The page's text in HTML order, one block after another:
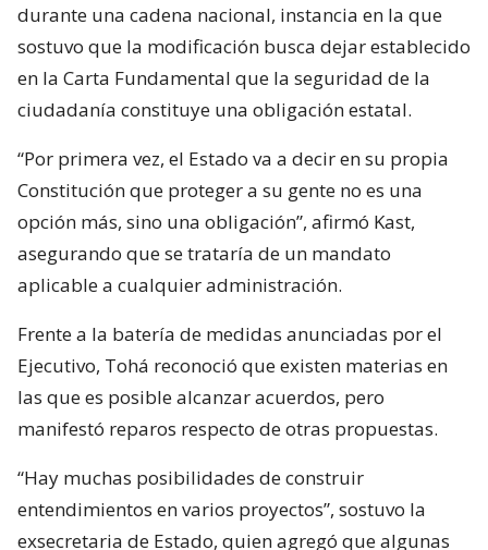
durante una cadena nacional, instancia en la que
sostuvo que la modificación busca dejar establecido
en la Carta Fundamental que la seguridad de la
ciudadanía constituye una obligación estatal.
“Por primera vez, el Estado va a decir en su propia
Constitución que proteger a su gente no es una
opción más, sino una obligación”, afirmó Kast,
asegurando que se trataría de un mandato
aplicable a cualquier administración.
Frente a la batería de medidas anunciadas por el
Ejecutivo, Tohá reconoció que existen materias en
las que es posible alcanzar acuerdos, pero
manifestó reparos respecto de otras propuestas.
“Hay muchas posibilidades de construir
entendimientos en varios proyectos”, sostuvo la
exsecretaria de Estado, quien agregó que algunas